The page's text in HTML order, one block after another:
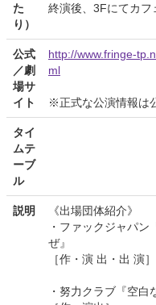
た
り）
終演後、3Fにてカフ
公式
／劇
場サ
イト
http://www.fringe-
ml
※正式な公演情報は
タイ
ムテ
ーブ
ル
説明
《出場団体紹介》
・ファックジャパ
ぜ』
［作・演 出・出 演
・努力クラブ『空白